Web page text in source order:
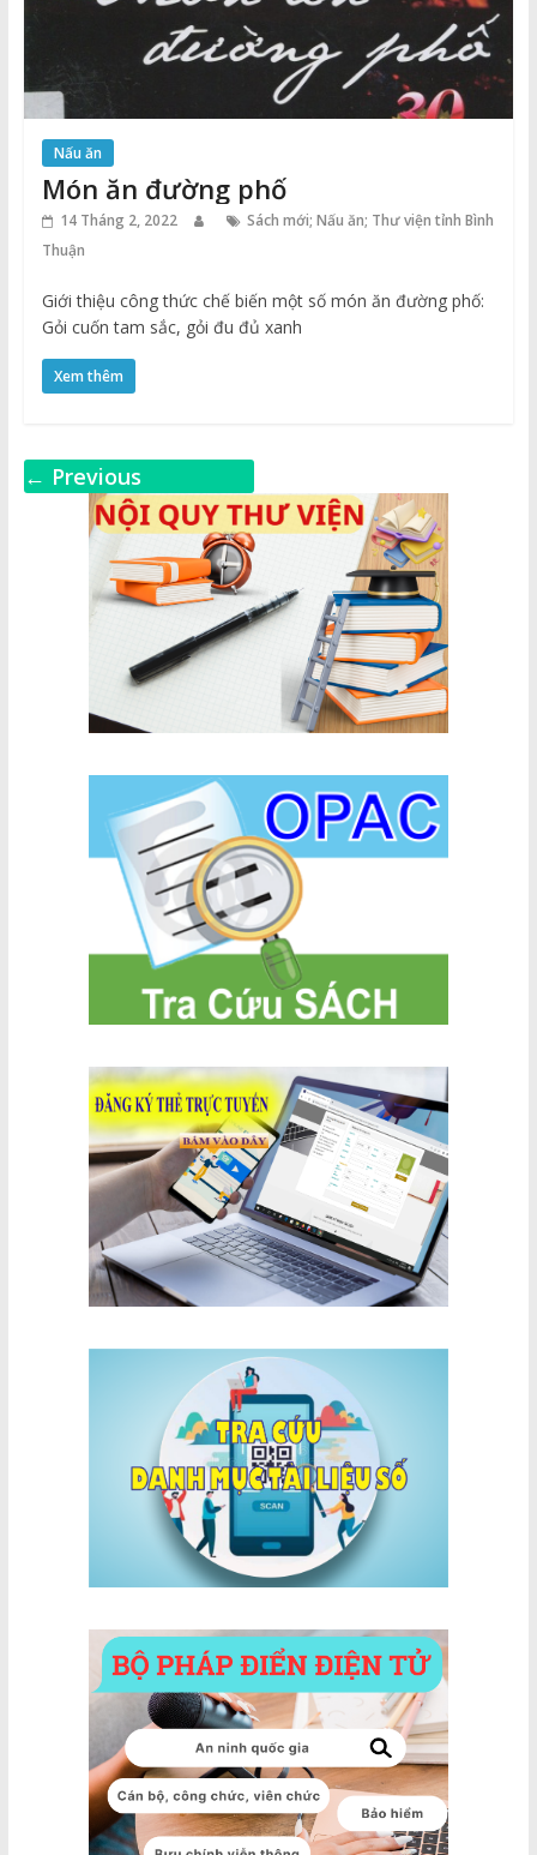
Nấu ăn
Món ăn đường phố
14 Tháng 2, 2022
Sách mới; Nấu ăn; Thư viện tỉnh Bình
Thuận
Giới thiệu công thức chế biến một số món ăn đường phố:
Gỏi cuốn tam sắc, gỏi đu đủ xanh
Xem thêm
← Previous